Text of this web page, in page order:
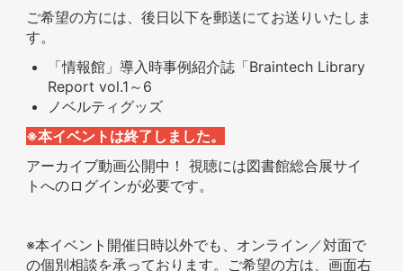
ご希望の方には、後日以下を郵送にてお送りいたしま
す。
「情報館」導入時事例紹介誌「Braintech Library
Report vol.1～6
ノベルティグッズ
※本イベントは終了しました。
アーカイブ動画公開中！ 視聴には図書館総合展サイ
トへのログインが必要です。
※本イベント開催日時以外でも、オンライン／対面で
の個別相談を承っております。ご希望の方は、画面右